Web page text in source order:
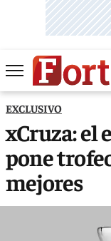
EXCLUSIVO
xCruza: el
pone
mejores